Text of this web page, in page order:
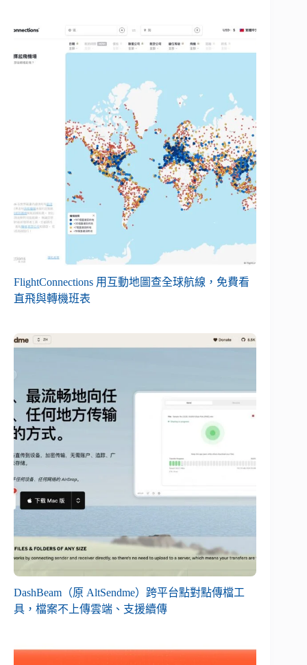
FlightConnections 用互動地圖查全球航線，免費看
直飛與轉機班表
DashBeam（原 AltSendme）跨平台點對點傳檔工
具，檔案不上傳雲端、支援續傳